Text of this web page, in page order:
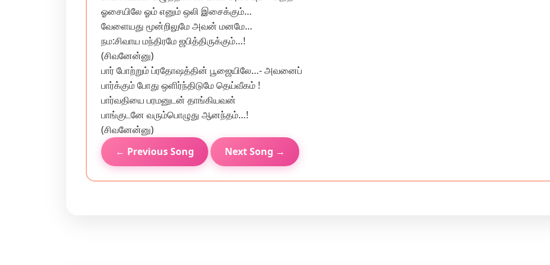
ஓசையிலே ஓம் எனும் ஒலி இசைக்கும்…
வேளையது மூன்றிலுமே அவன் மனமே…
நம:சிவாய மந்திரமே ஜபித்திருக்கும்…!
(சிவனேன்னு)
பார் போற்றும் ப்ரதோஷத்தின் பூஜையிலே…- அவனைப்
பார்க்கும் போது ஒளிர்ந்திடுமே தெய்வீகம் !
பார்வதியை பரமனுடன் தாங்கியவன்
பாங்குடனே வரும்பொழுது ஆனந்தம்…!
(சிவனேன்னு)
← Previous Song
Next Song →